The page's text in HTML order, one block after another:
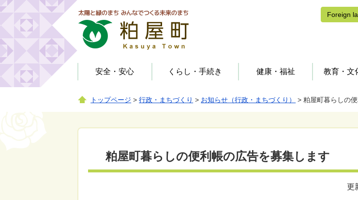
Foreign
安全・安心
お知らせ（安全・安心） 防災 消防・
防犯
くらし・手続き
届出・登録・証明 保険・年金 手当・
相談 町営住宅・住宅支援 上水道
公共交通・自動車・バイク
健康・福祉
健康・予防 福祉 給付金
教育・文
お知らせ（教育・文化・スポ
学校給食
お知らせ（行政・まちづく
情報公開 選挙
役場 福祉・保健施設 文化・
公園 コミュニティ 公民館
子育て支援施設 学童保育所
トップページ >行政・まちづくり > お知らせ（行政・まちづくり） > 粕屋町暮らしの
粕屋町暮らしの便利帳の広告を募集します
更